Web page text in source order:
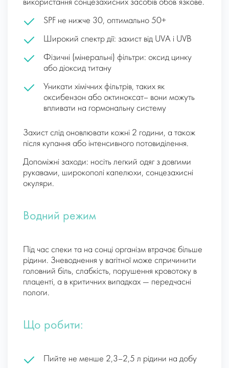
використання сонцезахисних засобів обов’язкове.
SPF не нижче 30, оптимально 50+
Широкий спектр дії: захист від UVA і UVB
Фізичні (мінеральні) фільтри: оксид цинку
або діоксид титану
Уникати хімічних фільтрів, таких як
оксибензон або октиноксат– вони можуть
впливати на гормональну систему
Захист слід оновлювати кожні 2 години, а також
після купання або інтенсивного потовиділення.
Допоміжні заходи: носіть легкий одяг з довгими
рукавами, широкополі капелюхи, сонцезахисні
окуляри.
Водний режим
Під час спеки та на сонці організм втрачає більше
рідини. Зневоднення у вагітної може спричинити
головний біль, слабкість, порушення кровотоку в
плаценті, а в критичних випадках — передчасні
пологи.
Що робити:
Пийте не менше 2,3–2,5 л рідини на добу